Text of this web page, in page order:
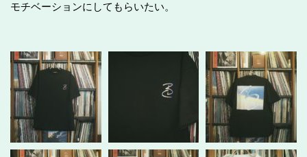
モチベーションにしてもらいたい。